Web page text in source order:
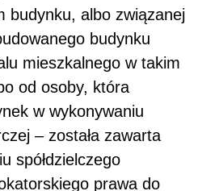
budynku, albo związanej
budynku
mieszkalnego w takim
od osoby, która
w wykonywaniu
– została zawarta
spółdzielczego
prawa do